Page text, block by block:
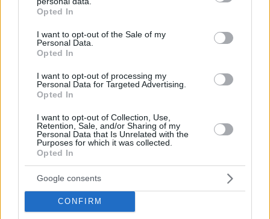
grant or deny consent to Google and its third-party tags to
use your data for below specified purposes in below Google
consent section.
Opted In
I want to opt-out of the Sale of my
Personal Data.
Opted In
I want to opt-out of processing my
Personal Data for Targeted Advertising.
Opted In
I want to opt-out of Collection, Use,
Retention, Sale, and/or Sharing of my
Personal Data that Is Unrelated with the
Purposes for which it was collected.
Opted In
Google consents
CONFIRM
Games
Cut The Rope Northern Heights
ΔΕΙΤΕ ΟΛΑ ΤΑ GAMES
Best of Network